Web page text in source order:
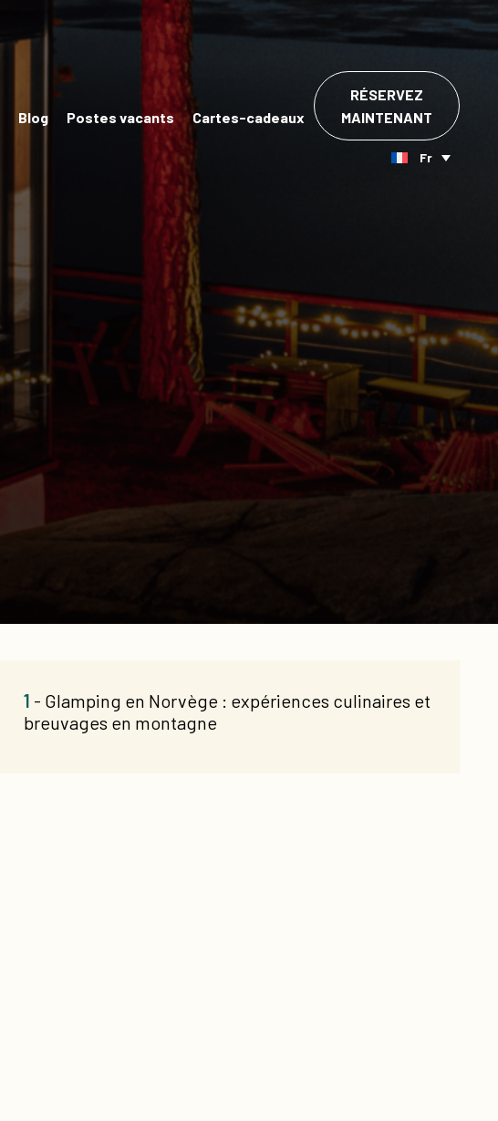
Blog Postes vacants Cartes-cadeaux
RÉSERVEZ
MAINTENANT
Fr
1 - Glamping en Norvège : expériences culinaires et
breuvages en montagne